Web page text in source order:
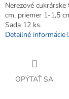
Nerezové
cm, priemer 1-1,5
Sada 12 ks.
Detailné informácie
OPÝTAŤ SA